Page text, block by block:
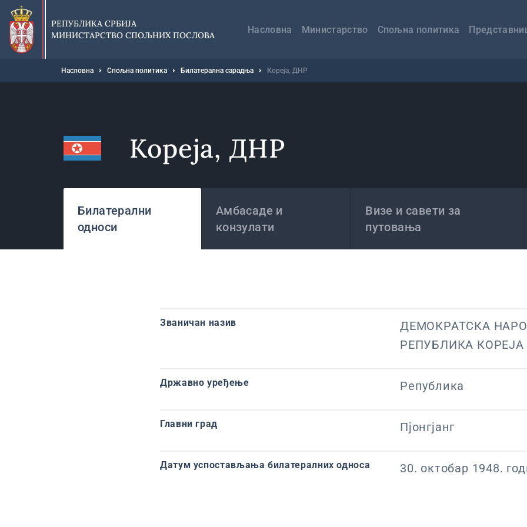
Прескочи
главни
део
садржаја
РЕПУБЛИКА СРБИЈА
МИНИСТАРСТВО СПОЉНИХ ПОСЛОВА
навигација
Насловна Министарство Спољна политика
Мрвице
Насловна Спољна политика Билатерална сарадња Кореја, ДНР
Кореја, ДНР
Билатерални
односи
Амбасаде и
конзулати
Визе и савети за
путовања
Званичан назив
ДЕМОКРАТСКА
РЕПУБЛИКА КОРЕЈА
Државно уређење Република
Главни град Пјонгјанг
Датум успостављања билатералних односа 30. октобар 1948.